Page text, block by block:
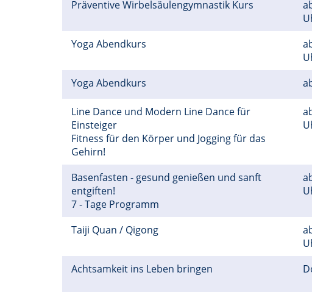
Präventive Wirbelsäulengymnastik Kurs
Yoga Abendkurs
Yoga Abendkurs
Line Dance und Modern Line Dance für
Einsteiger
Fitness für den Körper und Jogging für das
Gehirn!
Basenfasten - gesund genießen und sanft
entgiften!
7 - Tage Programm
Taiji Quan / Qigong
Achtsamkeit ins Leben bringen